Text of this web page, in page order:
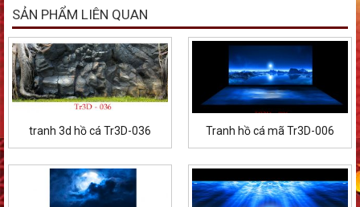
SẢN PHẨM LIÊN QUAN
tranh 3d hồ cá Tr3D-036 Tranh hồ cá mã Tr3D-006